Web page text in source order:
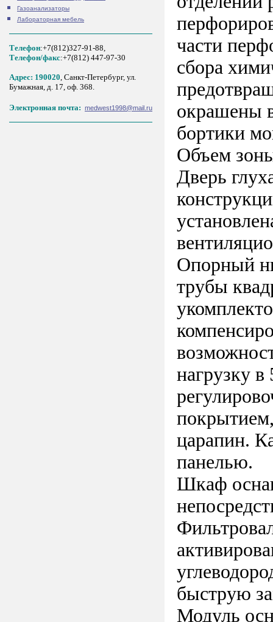
Газоанализаторы
Лабораторная мебель
Телефон:+7(812)327-91-88,
Tелефон/факс:+7(812) 447-97-30
Адрес: 190020, Санкт-Петербург, ул.
Бумажная, д. 17, оф. 368.
Электронная почта: medwest1998@mail.ru
части
сбора
окрашены
бортики
Объем
Дверь
Опорный
трубы
нагрузку
царапин.
панелью.
Шкаф
быструю
Модуль